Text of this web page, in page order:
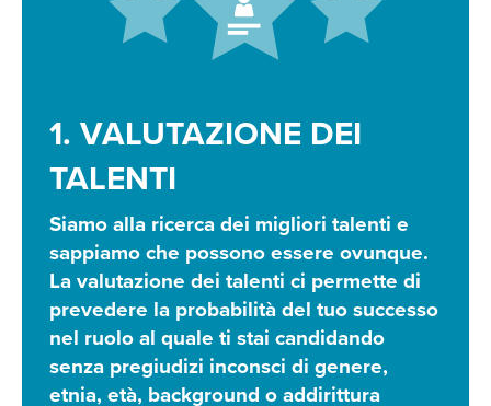
1. VALUTAZIONE DEI
TALENTI
Siamo alla ricerca dei migliori talenti e
sappiamo che possono essere ovunque.
La valutazione dei talenti ci permette di
prevedere la probabilità del tuo successo
nel ruolo al quale ti stai candidando
senza pregiudizi inconsci di genere,
etnia, età, background o addirittura